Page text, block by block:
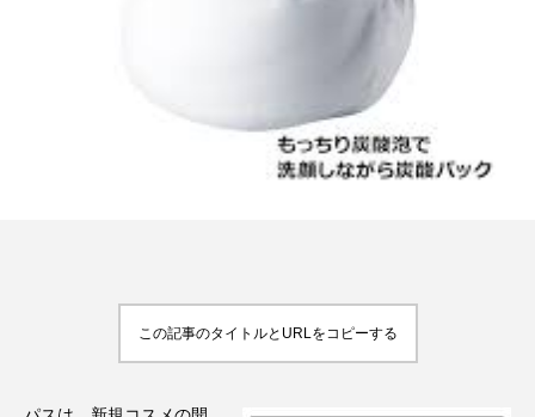
Instagram SaaS SNS
アスタキサンチン
この記事のタイトルとURLをコピーする